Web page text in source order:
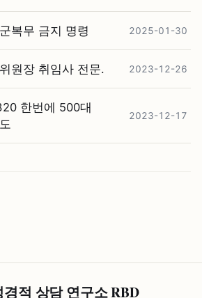
복무 금지 명령 2025-01-30
원장 취임사 전문. 2023-12-26
한번에 500대
2023-12-17
적 상담 연구소 RBD